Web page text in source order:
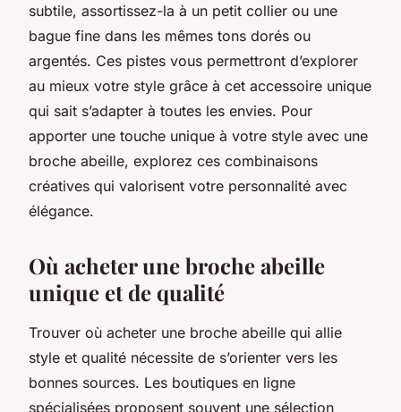
subtile, assortissez-la à un petit collier ou une
bague fine dans les mêmes tons dorés ou
argentés. Ces pistes vous permettront d’explorer
au mieux votre style grâce à cet accessoire unique
qui sait s’adapter à toutes les envies. Pour
apporter une touche unique à votre style avec une
broche abeille, explorez ces combinaisons
créatives qui valorisent votre personnalité avec
élégance.
Où acheter une broche abeille
unique et de qualité
Trouver où acheter une broche abeille qui allie
style et qualité nécessite de s’orienter vers les
bonnes sources. Les boutiques en ligne
spécialisées proposent souvent une sélection